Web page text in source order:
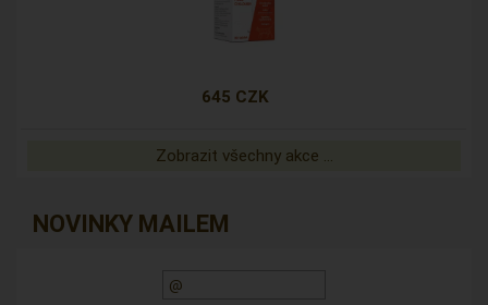
645 CZK
Zobrazit všechny akce ...
NOVINKY MAILEM